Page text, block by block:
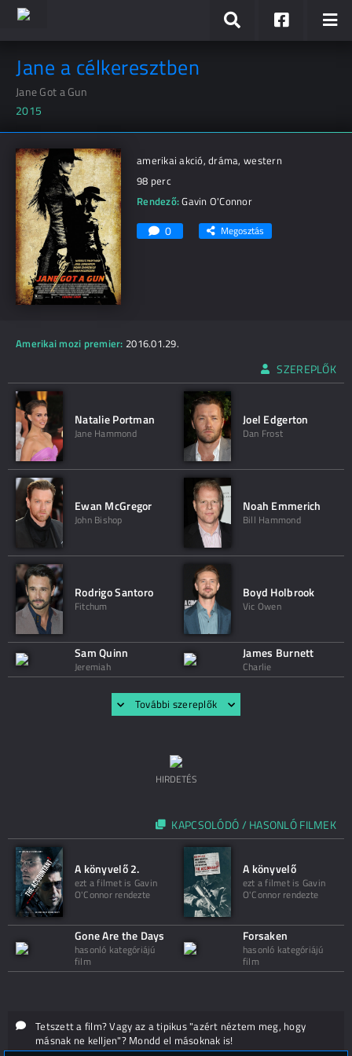
Jane a célkeresztben
Jane Got a Gun
2015
amerikai akció, dráma, western
98 perc
Rendező:Gavin O'Connor
0 Megosztás
Amerikai mozi premier: 2016.01.29.
SZEREPLŐK
Natalie Portman
Jane Hammond
Joel Edgerton
Dan Frost
Ewan McGregor
John Bishop
Noah Emmerich
Bill Hammond
Rodrigo Santoro
Fitchum
Boyd Holbrook
Vic Owen
Sam Quinn
Jeremiah
James Burnett
Charlie
További szereplők
HIRDETÉS
KAPCSOLÓDÓ / HASONLÓ FILMEK
A könyvelő 2.
ezt a filmet is Gavin
O'Connor rendezte
A könyvelő
ezt a filmet is Gavin
O'Connor rendezte
Gone Are the Days
hasonló kategóriájú
film
Forsaken
hasonló kategóriájú
film
Tetszett a film? Vagy az a tipikus "azért néztem meg, hogy
másnak ne kelljen"? Mondd el másoknak is!